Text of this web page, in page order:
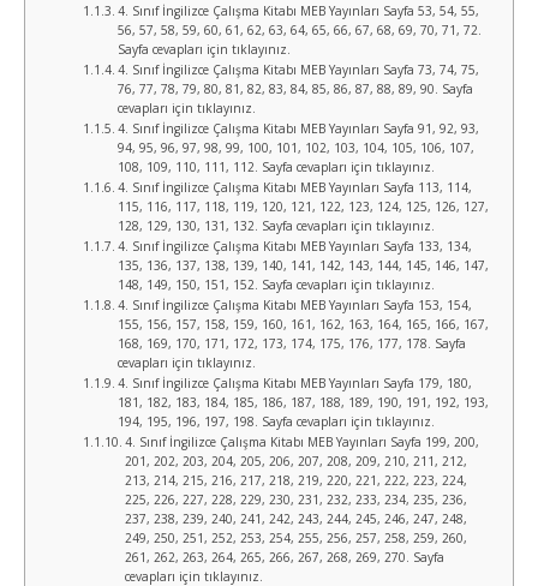
4. Sınıf İngilizce Çalışma Kitabı MEB Yayınları Sayfa 53, 54, 55,
56, 57, 58, 59, 60, 61, 62, 63, 64, 65, 66, 67, 68, 69, 70, 71, 72.
Sayfa cevapları için tıklayınız.
4. Sınıf İngilizce Çalışma Kitabı MEB Yayınları Sayfa 73, 74, 75,
76, 77, 78, 79, 80, 81, 82, 83, 84, 85, 86, 87, 88, 89, 90. Sayfa
cevapları için tıklayınız.
4. Sınıf İngilizce Çalışma Kitabı MEB Yayınları Sayfa 91, 92, 93,
94, 95, 96, 97, 98, 99, 100, 101, 102, 103, 104, 105, 106, 107,
108, 109, 110, 111, 112. Sayfa cevapları için tıklayınız.
4. Sınıf İngilizce Çalışma Kitabı MEB Yayınları Sayfa 113, 114,
115, 116, 117, 118, 119, 120, 121, 122, 123, 124, 125, 126, 127,
128, 129, 130, 131, 132. Sayfa cevapları için tıklayınız.
4. Sınıf İngilizce Çalışma Kitabı MEB Yayınları Sayfa 133, 134,
135, 136, 137, 138, 139, 140, 141, 142, 143, 144, 145, 146, 147,
148, 149, 150, 151, 152. Sayfa cevapları için tıklayınız.
4. Sınıf İngilizce Çalışma Kitabı MEB Yayınları Sayfa 153, 154,
155, 156, 157, 158, 159, 160, 161, 162, 163, 164, 165, 166, 167,
168, 169, 170, 171, 172, 173, 174, 175, 176, 177, 178. Sayfa
cevapları için tıklayınız.
4. Sınıf İngilizce Çalışma Kitabı MEB Yayınları Sayfa 179, 180,
181, 182, 183, 184, 185, 186, 187, 188, 189, 190, 191, 192, 193,
194, 195, 196, 197, 198. Sayfa cevapları için tıklayınız.
4. Sınıf İngilizce Çalışma Kitabı MEB Yayınları Sayfa 199, 200,
201, 202, 203, 204, 205, 206, 207, 208, 209, 210, 211, 212,
213, 214, 215, 216, 217, 218, 219, 220, 221, 222, 223, 224,
225, 226, 227, 228, 229, 230, 231, 232, 233, 234, 235, 236,
237, 238, 239, 240, 241, 242, 243, 244, 245, 246, 247, 248,
249, 250, 251, 252, 253, 254, 255, 256, 257, 258, 259, 260,
261, 262, 263, 264, 265, 266, 267, 268, 269, 270. Sayfa
cevapları için tıklayınız.